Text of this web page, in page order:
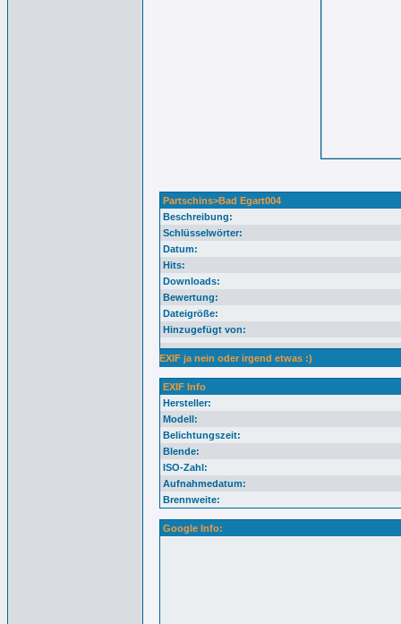
Partschins>Bad Egart004
Beschreibung:
Schlüsselwörter:
Datum:
Hits:
Downloads:
Bewertung:
Dateigröße:
Hinzugefügt von:
EXIF ja nein oder irgend etwas :)
EXIF Info
Hersteller:
Modell:
Belichtungszeit:
Blende:
ISO-Zahl:
Aufnahmedatum:
Brennweite:
Google Info: